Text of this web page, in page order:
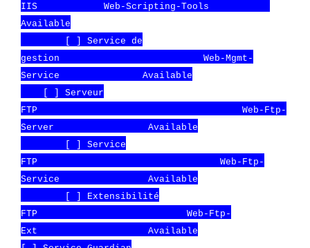
IIS Web-Scripting-Tools
Available
[ ] Service de
gestion Web-Mgmt-
Service Available
[ ] Serveur
FTP Web-Ftp-
Server Available
[ ] Service
FTP Web-Ftp-
Service Available
[ ] Extensibilité
FTP Web-Ftp-
Ext Available